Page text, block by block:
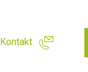
Kontakt